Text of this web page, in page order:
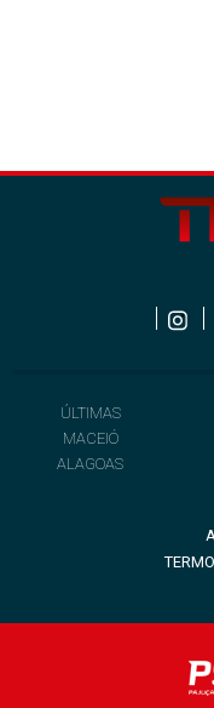
ÚLTIMAS
MACEIÓ
ALAGOAS